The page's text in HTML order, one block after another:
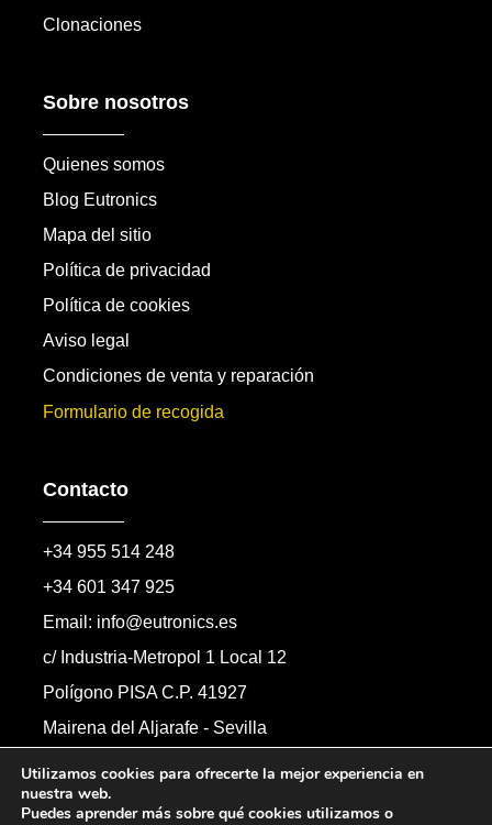
Clonaciones
Sobre nosotros
Quienes somos
Blog Eutronics
Mapa del sitio
Política de privacidad
Política de cookies
Aviso legal
Condiciones de venta y reparación
Formulario de recogida
Contacto
+34 955 514 248
+34 601 347 925
Email: info@eutronics.es
c/ Industria-Metropol 1 Local 12
Polígono PISA C.P. 41927
Mairena del Aljarafe - Sevilla
Formulario de contacto
Utilizamos cookies para ofrecerte la mejor experiencia en
nuestra web.
Puedes aprender más sobre qué cookies utilizamos o